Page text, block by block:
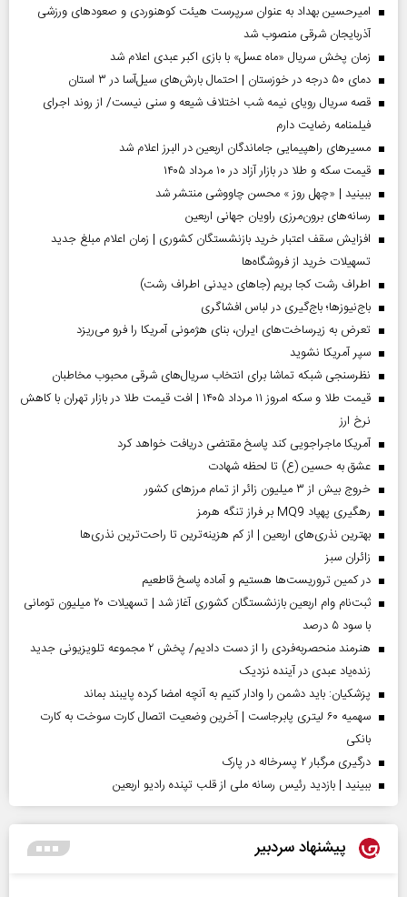
امیرحسین بهداد به عنوان سرپرست هیئت کوهنوردی و صعودهای ورزشی
آذربایجان شرقی منصوب شد
زمان پخش سریال «ماه عسل» با بازی اکبر عبدی اعلام شد
دمای ۵۰ درجه در خوزستان | احتمال بارش‌های سیل‌آسا در ۳ استان
قصه سریال رویای نیمه شب اختلاف شیعه و سنی نیست/ از روند اجرای
فیلمنامه رضایت دارم
مسیر‌های راهپیمایی جاماندگان اربعین در البرز اعلام شد
قیمت سکه و طلا در بازار آزاد در ۱۰ مرداد ۱۴۰۵
ببینید | «چهل روز » محسن چاووشی منتشر شد
رسانه‌های برون‌مرزی راویان جهانی اربعین
افزایش سقف اعتبار خرید بازنشستگان کشوری | زمان اعلام مبلغ جدید
تسهیلات خرید از فروشگاه‌ها
اطراف رشت کجا بریم (جاهای دیدنی اطراف رشت)
باج‌نیوزها؛ باج‌گیری در لباس افشاگری
تعرض به زیرساخت‌های ایران، بنای هژمونی آمریکا را فرو می‌ریزد
سپر آمریکا نشوید
نظرسنجی شبکه تماشا برای انتخاب سریال‌های شرقی محبوب مخاطبان
قیمت طلا و سکه امروز ۱۱ مرداد ۱۴۰۵ | افت قیمت طلا در بازار تهران با کاهش
نرخ ارز
آمریکا ماجراجویی کند پاسخ مقتضی دریافت خواهد کرد
عشق به حسین (ع) تا لحظه شهادت
خروج بیش از ۳ میلیون زائر از تمام مرز‌های کشور
رهگیری پهپاد MQ9 بر فراز تنگه هرمز
بهترین نذری‌های اربعین | از کم هزینه‌ترین تا راحت‌ترین نذری‌ها
‌زائران سبز
در کمین تروریست‌ها هستیم و آماده پاسخ قاطعیم
ثبت‌نام وام اربعین بازنشستگان کشوری آغاز شد | تسهیلات ۲۰ میلیون تومانی
با سود ۵ درصد
هنرمند منحصر‌به‌فردی را از دست دادیم/ پخش ۲ مجموعه تلویزیونی جدید
زنده‌یاد عبدی در آینده نزدیک
پزشکیان: باید دشمن را وادار کنیم به آنچه امضا کرده پایبند بماند
سهمیه ۶۰ لیتری پابرجاست | آخرین وضعیت اتصال کارت سوخت به کارت
بانکی
درگیری مرگبار ۲ پسرخاله در پارک
ببینید | بازدید رئیس رسانه ملی از قلب تپنده رادیو اربعین
پیشنهاد سردبیر